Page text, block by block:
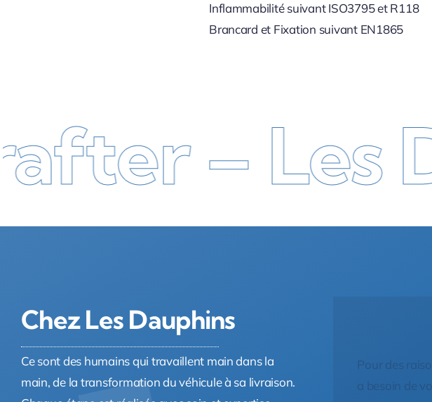
Inflammabilité suivant ISO3795 et R118
Brancard et Fixation suivant EN1865
– Les
Chez Les Dauphins
Ce sont des humains qui travaillent main dans la
main, de la transformation du véhicule à sa livraison.
Pour des
a besoin de